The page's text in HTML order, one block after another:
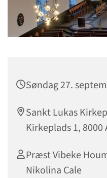
Søndag 27.
Sankt Lukas
Kirkeplads 1, 8000
Præst Vibeke
Nikolina Cale